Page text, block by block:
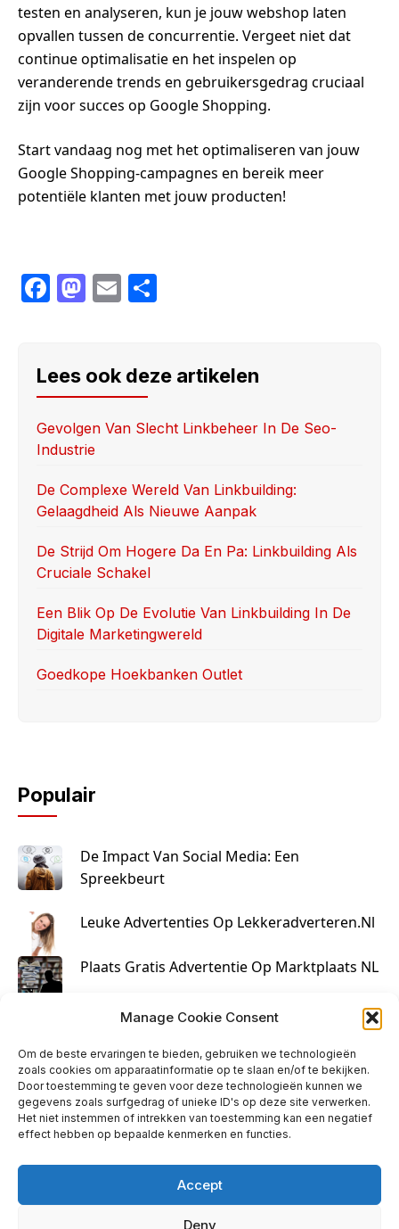
Manage Cookie Consent
Om de beste ervaringen te bieden, gebruiken we technologieën
zoals cookies om apparaatinformatie op te slaan en/of te bekijken.
Door toestemming te geven voor deze technologieën kunnen we
gegevens zoals surfgedrag of unieke ID's op deze site verwerken.
Het niet instemmen of intrekken van toestemming kan een negatief
effect hebben op bepaalde kenmerken en functies.
Accept
Deny
testen en analyseren, kun je jouw webshop laten
opvallen tussen de concurrentie. Vergeet niet dat
continue optimalisatie en het inspelen op
veranderende trends en gebruikersgedrag cruciaal
zijn voor succes op Google Shopping.
Start vandaag nog met het optimaliseren van jouw
Google Shopping-campagnes en bereik meer
potentiële klanten met jouw producten!
F
e
b
o
o
k
M
o
d
o
n
E
e
Lees ook deze artikelen
Gevolgen Van Slecht Linkbeheer In De Seo-
Industrie
De Complexe Wereld Van Linkbuilding:
Gelaagdheid Als Nieuwe Aanpak
De Strijd Om Hogere Da En Pa: Linkbuilding Als
Cruciale Schakel
Een Blik Op De Evolutie Van Linkbuilding In De
Digitale Marketingwereld
Goedkope Hoekbanken Outlet
Populair
De Impact Van Social Media: Een
Spreekbeurt
Leuke Advertenties Op Lekkeradverteren.nl
Plaats Gratis Advertentie Op Marktplaats NL
Kruisbestuiving Voor Succesvolle Marketing